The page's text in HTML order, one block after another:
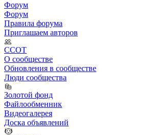
Форум
Форум
Правила форума
Приглашаем авторов
ССОТ
О сообществе
Обновления в сообществе
Люди сообщества
Золотой фонд
Файлообменник
Видеогалерея
Доска объявлений